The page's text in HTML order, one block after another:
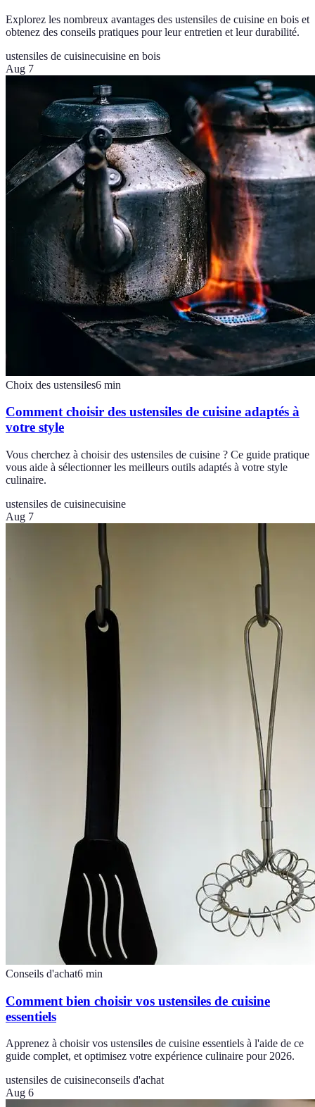
Explorez les nombreux avantages des ustensiles de cuisine en bois et
obtenez des conseils pratiques pour leur entretien et leur durabilité.
ustensiles de cuisinecuisine en bois
Aug 7
Choix des ustensiles6 min
Comment choisir des ustensiles de cuisine adaptés à
votre style
Vous cherchez à choisir des ustensiles de cuisine ? Ce guide pratique
vous aide à sélectionner les meilleurs outils adaptés à votre style
culinaire.
ustensiles de cuisinecuisine
Aug 7
Conseils d'achat6 min
Comment bien choisir vos ustensiles de cuisine
essentiels
Apprenez à choisir vos ustensiles de cuisine essentiels à l'aide de ce
guide complet, et optimisez votre expérience culinaire pour 2026.
ustensiles de cuisineconseils d'achat
Aug 6